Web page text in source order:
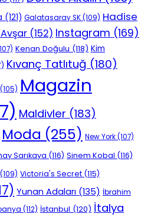
(121) Galatasaray SK(109) Hadise
(152) Instagram (169)
Kenan Doğulu (118) Kim
Kıvanç Tatlıtuğ (180)
(105) Magazin
Maldivler (183)
Moda (255) New York(107)
Sarıkaya (116) Sinem Kobal (116)
(109) Victoria's Secret (115)
Yunan Adaları (135) İbrahim
(112) İstanbul (120) İtalya